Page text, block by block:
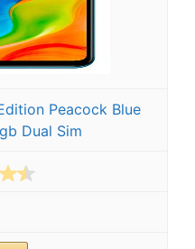
Peacock Blue
Dual Sim